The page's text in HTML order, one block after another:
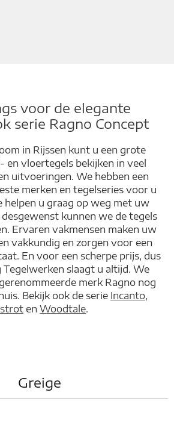
voor de elegante
serie Ragno Concept
in Rijssen kunt u een grote
en vloertegels bekijken in veel
uitvoeringen. We hebben een
merken en tegelseries voor u
helpen u graag op weg met uw
kunnen we de tegels
Ervaren vakmensen maken uw
vakkundig en zorgen voor een
En voor een scherpe prijs, dus
Tegelwerken slaagt u altijd. We
merk Ragno nog
Bekijk ook de serie Incanto,
en Woodtale.
Greige